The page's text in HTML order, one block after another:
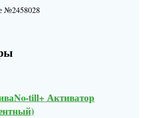
№2458028
till+ Активатор